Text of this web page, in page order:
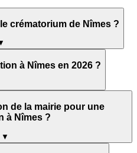
crématorium de Nîmes ?
à Nîmes en 2026 ?
de la mairie pour une
à Nîmes ?
▼